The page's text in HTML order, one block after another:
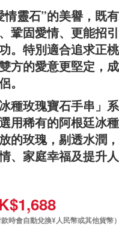
情靈石”的美譽，既
鞏固愛情、更能招
。特別適合追求正
方的愛意更堅定，
。
種玫瑰寶石手串」
用稀有的阿根廷冰
的玫瑰，剔透水潤
、家庭幸福及提升
款時會自動兌換¥人民幣或其他貨幣）